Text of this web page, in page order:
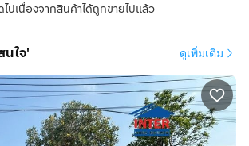
ปเนื่องจากสินค้าได้ถูกขายไปแล้ว
ใจ' ดูเพิ่มเติม